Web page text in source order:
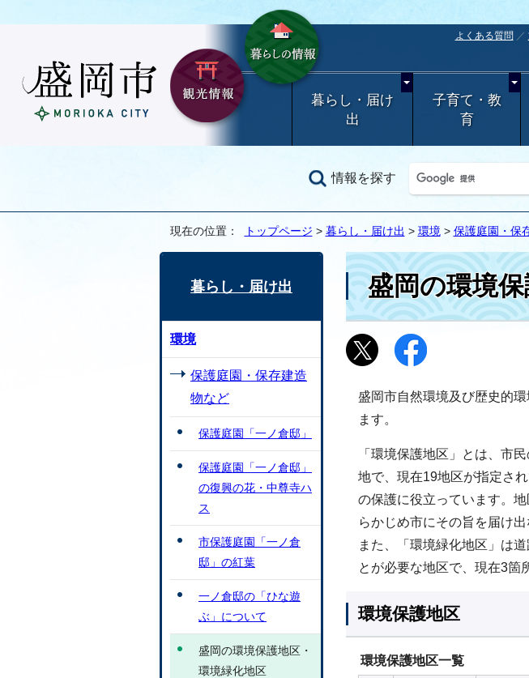
よくある質問
暮らし・届け
出
子育て・教
育
情報を探す
現在の位置： トップページ > 暮らし・届け出 > 環境 > 保護庭園・保
盛岡の環境
盛岡市自然環境及び歴史的
ます。
「環境保護地区」とは、市
地で、現在19地区が指定さ
の保護に役立っています。
らかじめ市にその旨を届け出
また、「環境緑化地区」は
とが必要な地区で、現在3箇
環境保護地区
環境保護地区一覧
暮らし・届け出
環境
保護庭園・保存建造
物など
保護庭園「一ノ倉邸」
保護庭園「一ノ倉邸」
の復興の花・中尊寺ハ
ス
市保護庭園「一ノ倉
邸」の紅葉
一ノ倉邸の「ひな遊
ぶ」について
盛岡の環境保護地区・
環境緑化地区